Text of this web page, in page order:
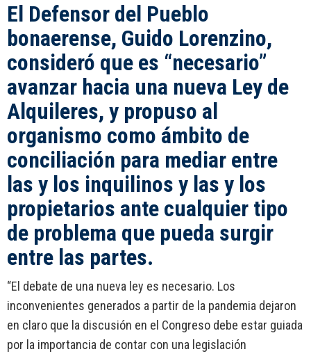
El Defensor del Pueblo
bonaerense, Guido Lorenzino,
consideró que es “necesario”
avanzar hacia una nueva Ley de
Alquileres, y propuso al
organismo como ámbito de
conciliación para mediar entre
las y los inquilinos y las y los
propietarios ante cualquier tipo
de problema que pueda surgir
entre las partes.
“El debate de una nueva ley es necesario. Los
inconvenientes generados a partir de la pandemia dejaron
en claro que la discusión en el Congreso debe estar guiada
por la importancia de contar con una legislación